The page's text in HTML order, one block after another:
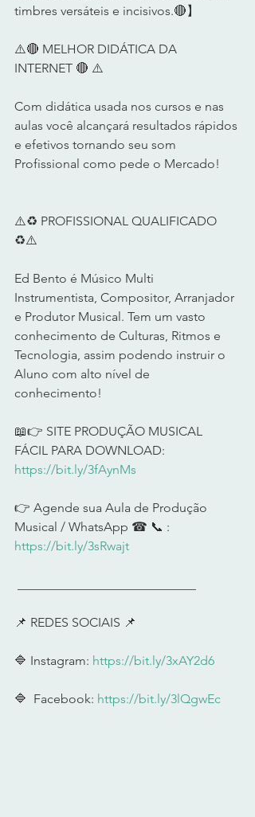
timbres versáteis e incisivos.🔴】
⚠️🔴 MELHOR DIDÁTICA DA
INTERNET 🔴 ⚠️
Com didática usada nos cursos e nas
aulas você alcançará resultados rápidos
e efetivos tornando seu som
Profissional como pede o Mercado!
⚠️♻️ PROFISSIONAL QUALIFICADO
♻️⚠️
Ed Bento é Músico Multi
Instrumentista, Compositor, Arranjador
e Produtor Musical. Tem um vasto
conhecimento de Culturas, Ritmos e
Tecnologia, assim podendo instruir o
Aluno com alto nível de
conhecimento!
📖👉 SITE PRODUÇÃO MUSICAL
FÁCIL PARA DOWNLOAD:
https://bit.ly/3fAynMs
👉 Agende sua Aula de Produção
Musical / WhatsApp ☎ 📞 :
https://bit.ly/3sRwajt
📌 REDES SOCIAIS 📌
🔷 Instagram: https://bit.ly/3xAY2d6
🔷  Facebook: https://bit.ly/3lQgwEc